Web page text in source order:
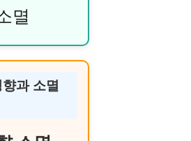
멸
과 소멸